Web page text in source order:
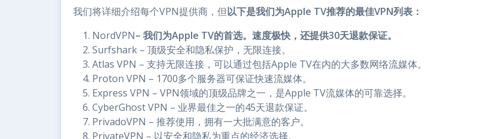
o r a p g
r
我们将详细介绍每个VPN提供商，但以下是我们为Apple TV推荐的最佳VPN列表：
NordVPN– 我们为Apple TV的首选。速度极快，还提供30天退款保证。
Surfshark – 顶级安全和隐私保护，无限连接。
Atlas VPN – 支持无限连接，可以通过包括Apple TV在内的大多数网络流媒体。
Proton VPN – 1700多个服务器可保证快速流媒体。
Express VPN – VPN领域的顶级品牌之一，是Apple TV流媒体的可靠选择。
CyberGhost VPN – 业界最佳之一的45天退款保证。
PrivadoVPN – 推荐使用，拥有一大批满意的客户。
PrivateVPN – 以安全和隐私为重点的经济选择。